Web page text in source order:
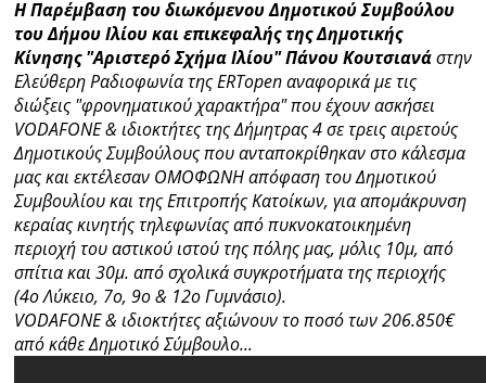
Η Παρέμβαση του διωκόμενου Δημοτικού Συμβούλου
του Δήμου Ιλίου και επικεφαλής της Δημοτικής
Κίνησης "Αριστερό Σχήμα Ιλίου" Πάνου Κουτσιανάστην
Ελεύθερη Ραδιοφωνία της ERTopen αναφορικά με τις
διώξεις "φρονηματικού χαρακτήρα" που έχουν ασκήσει
VODAFONE & ιδιοκτήτες της Δήμητρας 4 σε τρεις αιρετούς
Δημοτικούς Συμβούλους που ανταποκρίθηκαν στο κάλεσμα
μας και εκτέλεσαν ΟΜΟΦΩΝΗ απόφαση του Δημοτικού
Συμβουλίου και της Επιτροπής Κατοίκων, για απομάκρυνση
κεραίας κινητής τηλεφωνίας από πυκνοκατοικημένη
περιοχή του αστικού ιστού της πόλης μας, μόλις 10μ, από
σπίτια και 30μ. από σχολικά συγκροτήματα της περιοχής
(4ο Λύκειο, 7ο, 9ο & 12ο Γυμνάσιο).
VODAFONE & ιδιοκτήτες αξιώνουν το ποσό των 206.850€
από κάθε Δημοτικό Σύμβουλο...